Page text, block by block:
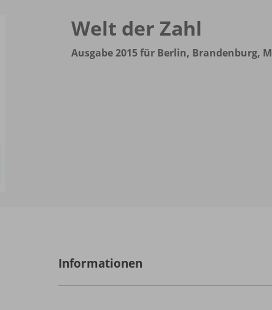
Welt der Zahl
Ausgabe 2015 für Berlin, Brandenburg,
Informationen